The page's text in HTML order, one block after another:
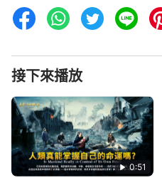
時,全能神真情的呼喚終於
接下來播放
0:51